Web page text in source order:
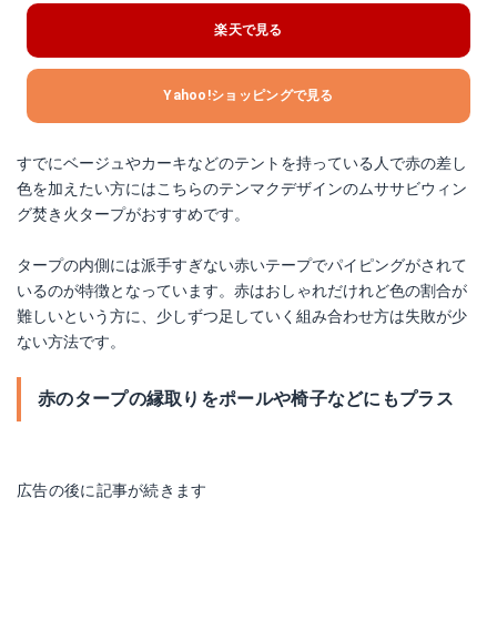
楽天で見る
Yahoo!ショッピングで見る
すでにベージュやカーキなどのテントを持っている人で赤の差し
色を加えたい方にはこちらのテンマクデザインのムササビウィン
グ焚き火タープがおすすめです。
タープの内側には派手すぎない赤いテープでパイピングがされて
いるのが特徴となっています。赤はおしゃれだけれど色の割合が
難しいという方に、少しずつ足していく組み合わせ方は失敗が少
ない方法です。
赤のタープの縁取りをポールや椅子などにもプラス
広告の後に記事が続きます